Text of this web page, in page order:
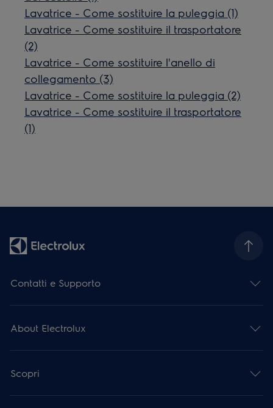
Lavatrice - Come sostituire la puleggia (1)
Lavatrice - Come sostituire il trasportatore
(2)
Lavatrice - Come sostituire l'anello di
collegamento (3)
Lavatrice - Come sostituire la puleggia (2)
Lavatrice - Come sostituire il trasportatore
(1)
Contatti e Supporto
About Electrolux
Scopri